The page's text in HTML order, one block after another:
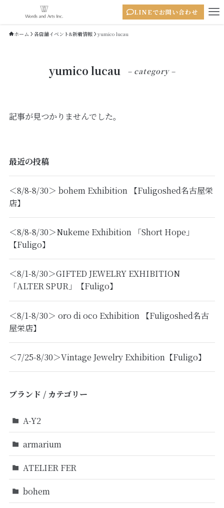
LINEでお問い合わせ
ホーム 各店舗イベント&新着情報 yumico lucau
yumico lucau – category –
記事が見つかりませんでした。
最近の投稿
＜8/8-8/30＞ bohem Exhibition 【Fuligoshed名古屋栄
店】
＜8/8-8/30＞Nukeme Exhibition 「Short Hope」
【Fuligo】
＜8/1-8/30＞GIFTED JEWELRY EXHIBITION
「ALTER SPUR」【Fuligo】
＜8/1-8/30＞ oro di oco Exhibition 【Fuligoshed名古
屋栄店】
＜7/25-8/30＞Vintage Jewelry Exhibition【Fuligo】
ブランド / カテゴリー
A-Y2
armarium
ATELIER FER
bohem